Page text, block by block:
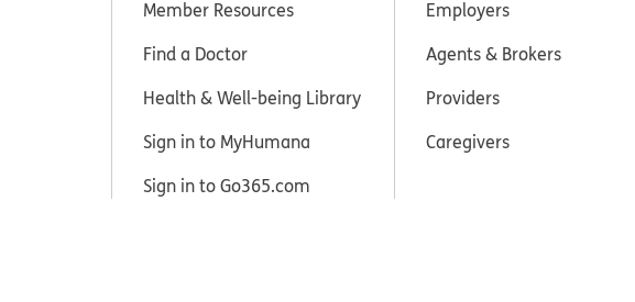
Member Resources
Find a Doctor
Health & Well-being Library
Sign in to MyHumana
Sign in to Go365.com
Employers
Agents & Brokers
Providers
Caregivers